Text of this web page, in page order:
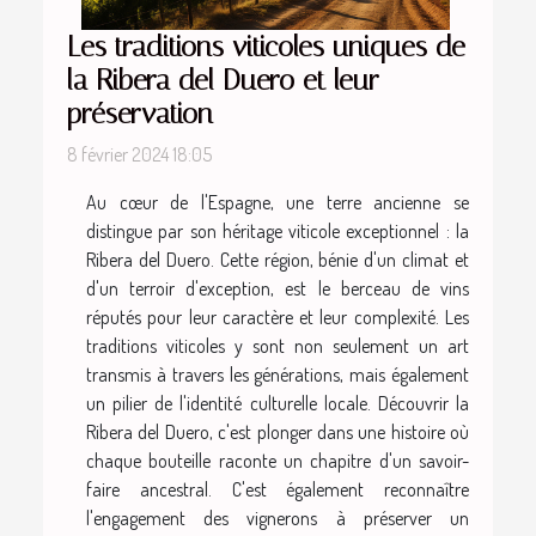
Les traditions viticoles uniques de
la Ribera del Duero et leur
préservation
8 février 2024 18:05
Au cœur de l'Espagne, une terre ancienne se
distingue par son héritage viticole exceptionnel : la
Ribera del Duero. Cette région, bénie d'un climat et
d'un terroir d'exception, est le berceau de vins
réputés pour leur caractère et leur complexité. Les
traditions viticoles y sont non seulement un art
transmis à travers les générations, mais également
un pilier de l'identité culturelle locale. Découvrir la
Ribera del Duero, c'est plonger dans une histoire où
chaque bouteille raconte un chapitre d'un savoir-
faire ancestral. C'est également reconnaître
l'engagement des vignerons à préserver un